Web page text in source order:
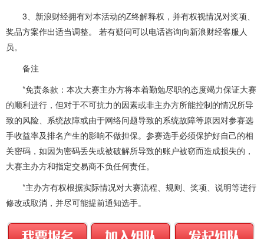
3、新浪财经拥有对本活动的Z终解释权，并有权视情况对奖项、
奖品方案作出适当调整。 若有疑问可以电话咨询向新浪财经客服人
员。
备注
*免责条款：本次大赛主办方将本着勤勉尽职的态度竭力保证大赛
的顺利进行，但对于不可抗力的因素或非主办方所能控制的情况所导
致的风险、系统故障或由于网络问题导致的系统故障等原因对参赛选
手收益率及排名产生的影响不做担保。参赛选手必须保护好自己的相
关密码，如因为密码丢失或被破解所导致的账户被窃而造成损失的，
大赛主办方和指定交易商不负任何责任。
*主办方有权根据实际情况对大赛流程、规则、奖项、说明等进行
修改或取消，并尽可能提前通知选手。